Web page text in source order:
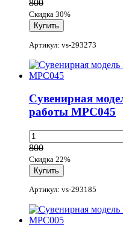
800
Скидка 30%
Артикул: vs-293273
Сувенирная
работы МРС045
800
Скидка 22%
Артикул: vs-293185